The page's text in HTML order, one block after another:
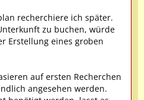
recherchiere ich später.
zu buchen, würde
Erstellung eines groben
auf ersten Recherchen
angesehen werden.